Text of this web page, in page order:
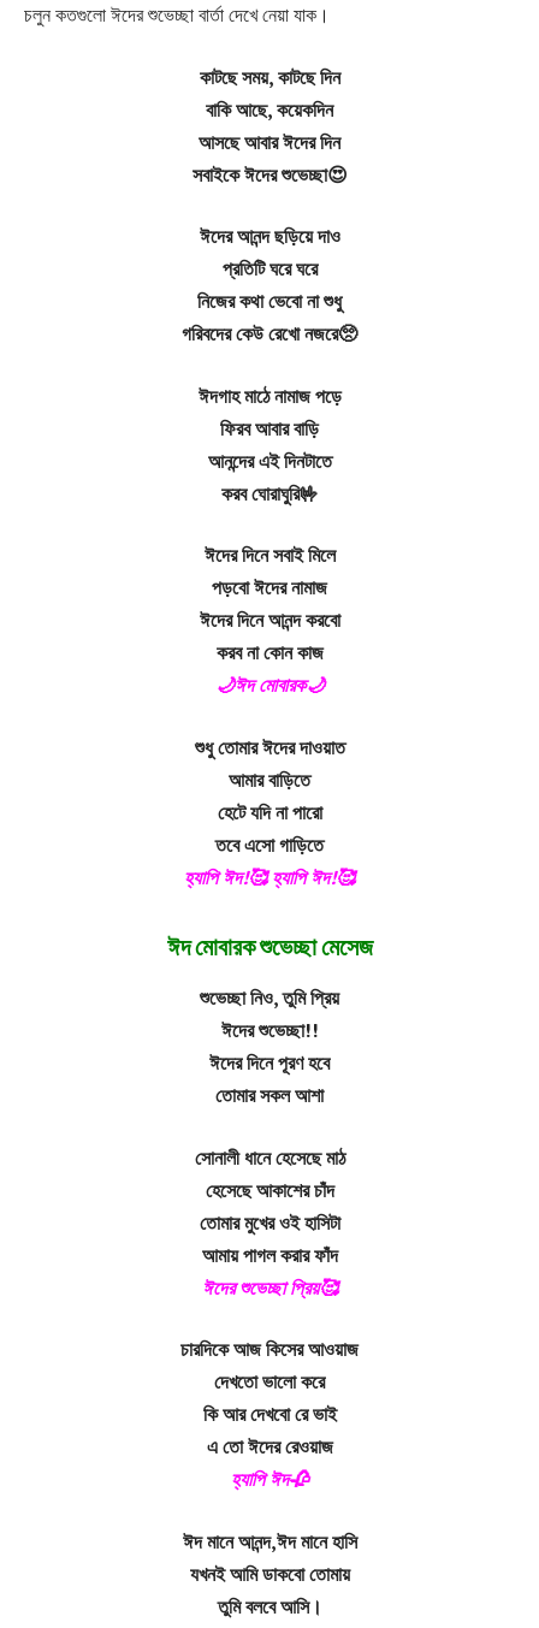
চলুন কতগুলো ঈদের শুভেচ্ছা বার্তা দেখে নেয়া যাক।
কাটছে সময়, কাটছে দিন
বাকি আছে, কয়েকদিন
আসছে আবার ঈদের দিন
সবাইকে ঈদের শুভেচ্ছা😍
ঈদের আনন্দ ছড়িয়ে দাও
প্রতিটি ঘরে ঘরে
নিজের কথা ভেবো না শুধু
গরিবদের কেউ রেখো নজরে🥺
ঈদগাহ মাঠে নামাজ পড়ে
ফিরব আবার বাড়ি
আনন্দের এই দিনটাতে
করব ঘোরাঘুরি🤟
ঈদের দিনে সবাই মিলে
পড়বো ঈদের নামাজ
ঈদের দিনে আনন্দ করবো
করব না কোন কাজ
🌙ঈদ মোবারক🌙
শুধু তোমার ঈদের দাওয়াত
আমার বাড়িতে
হেটে যদি না পারো
তবে এসো গাড়িতে
হ্যাপি ঈদ!🥰 হ্যাপি ঈদ!🥰
ঈদ মোবারক শুভেচ্ছা মেসেজ
শুভেচ্ছা নিও, তুমি প্রিয়
ঈদের শুভেচ্ছা!!
ঈদের দিনে পূরণ হবে
তোমার সকল আশা
সোনালী ধানে হেসেছে মাঠ
হেসেছে আকাশের চাঁদ
তোমার মুখের ওই হাসিটা
আমায় পাগল করার ফাঁদ
ঈদের শুভেচ্ছা প্রিয়🥰
চারদিকে আজ কিসের আওয়াজ
দেখতো ভালো করে
কি আর দেখবো রে ভাই
এ তো ঈদের রেওয়াজ
হ্যাপি ঈদ🥀
ঈদ মানে আনন্দ,ঈদ মানে হাসি
যখনই আমি ডাকবো তোমায়
তুমি বলবে আসি।